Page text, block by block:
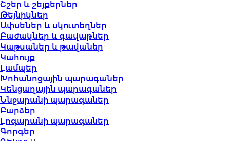
Շշեր և շեյքերներ
Թեյնիկներ
Ափսեներ և սկուտեղներ
Բաժակներ և գավաթներ
Կաթսաներ և թավաներ
Կահույք
Լամպեր
Խոհանոցային պարագաներ
Կենցաղային պարագաներ
Ննջարանի պարագաներ
Բարձեր
Լոգարանի պարագաներ
Գորգեր